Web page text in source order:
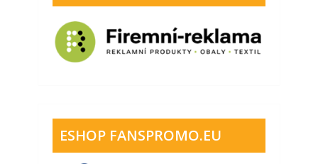
ESHOP FANSPROMO.EU